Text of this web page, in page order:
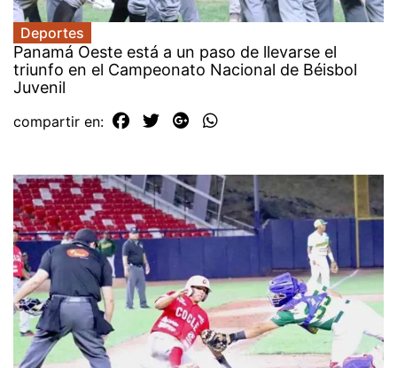
Deportes
Panamá Oeste está a un paso de llevarse el
triunfo en el Campeonato Nacional de Béisbol
Juvenil
compartir en: